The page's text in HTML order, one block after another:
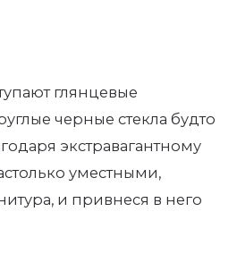
глянцевые
черные стекла будто
экстравагантному
уместными,
и привнеся в него